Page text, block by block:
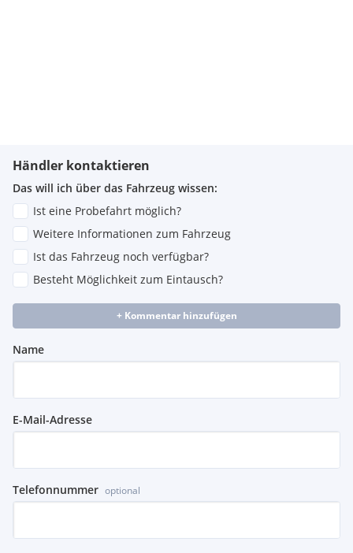
Händler kontaktieren
Das will ich über das Fahrzeug wissen:
Ist eine Probefahrt möglich?
Weitere Informationen zum Fahrzeug
Ist das Fahrzeug noch verfügbar?
Besteht Möglichkeit zum Eintausch?
+ Kommentar hinzufügen
Name
E-Mail-Adresse
Telefonnummer optional